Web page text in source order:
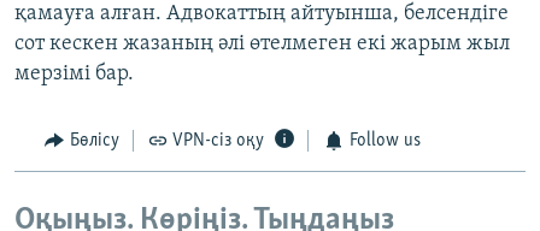
қамауға алған. Адвокаттың айтуынша, белсендіге
сот кескен жазаның әлі өтелмеген екі жарым жыл
мерзімі бар.
Бөлісу VPN-сіз оқу Follow us
Оқыңыз. Көріңіз. Тыңдаңыз